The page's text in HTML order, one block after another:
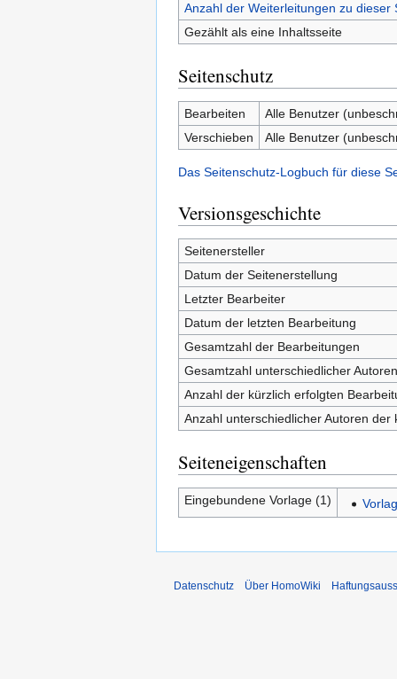
Anzahl der Weiterleitungen zu dieser
Gezählt als eine Inhaltsseite
Seitenschutz
Bearbeiten
Alle Benutzer
Verschieben
Alle Benutzer
Das Seitenschutz-Logbuch für diese
Versionsgeschichte
Seitenersteller
Datum der Seitenerstellung
Letzter Bearbeiter
Datum der letzten Bearbeitung
Gesamtzahl der Bearbeitungen
Gesamtzahl unterschiedlicher Autoren
Anzahl der kürzlich erfolgten
Anzahl unterschiedlicher Autoren
Seiteneigenschaften
Eingebundene Vorlage (1)
Datenschutz Über HomoWiki